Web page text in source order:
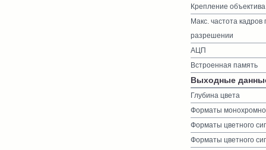
Крепление объектива
Макс. частота
разрешении
АЦП
Встроенная память
Выходные
Глубина цвета
Форматы
Форматы цветного
Форматы цветного